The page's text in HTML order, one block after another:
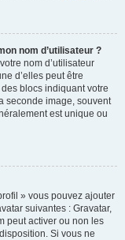
nom d’utilisateur ?
nom d’utilisateur
d’elles peut être
blocs indiquant votre
seconde image, souvent
est unique ou
» vous pouvez ajouter
suivantes : Gravatar,
peut activer ou non les
Si vous ne